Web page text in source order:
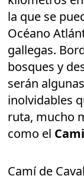
la que se
Océano
gallegas.
bosques y
serán
inolvidables
ruta, mucho
como el
Camí de